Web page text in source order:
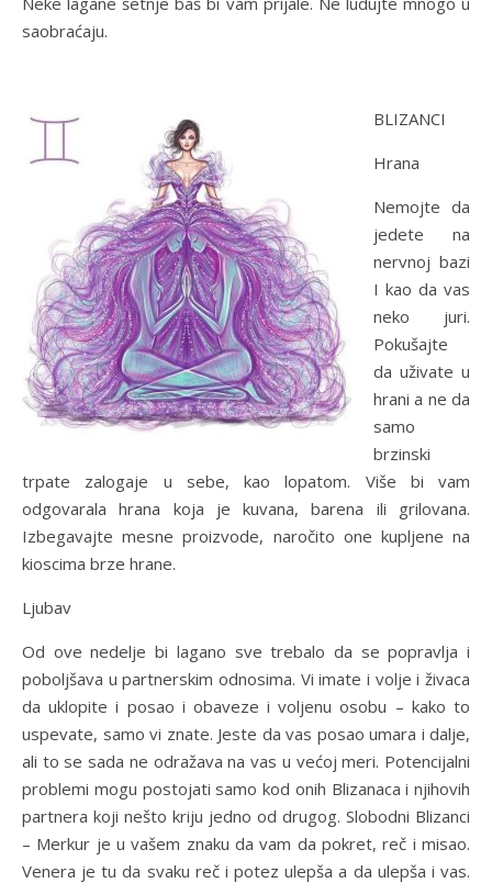
saobraćaju.
BLIZANCI
Hrana
Nemojte da
jedete na
nervnoj bazi
I kao da vas
neko juri.
Pokušajte
da uživate u
hrani a ne da
samo
brzinski
trpate zalogaje u sebe, kao lopatom. Više bi vam
odgovarala hrana koja je kuvana, barena ili grilovana.
Izbegavajte mesne proizvode, naročito one kupljene na
kioscima brze hrane.
Ljubav
Od ove nedelje bi lagano sve trebalo da se popravlja i
poboljšava u partnerskim odnosima. Vi imate i volje i živaca
da uklopite i posao i obaveze i voljenu osobu – kako to
uspevate, samo vi znate. Jeste da vas posao umara i dalje,
ali to se sada ne odražava na vas u većoj meri. Potencijalni
problemi mogu postojati samo kod onih Blizanaca i njihovih
partnera koji nešto kriju jedno od drugog. Slobodni Blizanci
– Merkur je u vašem znaku da vam da pokret, reč i misao.
Venera je tu da svaku reč i potez ulepša a da ulepša i vas.